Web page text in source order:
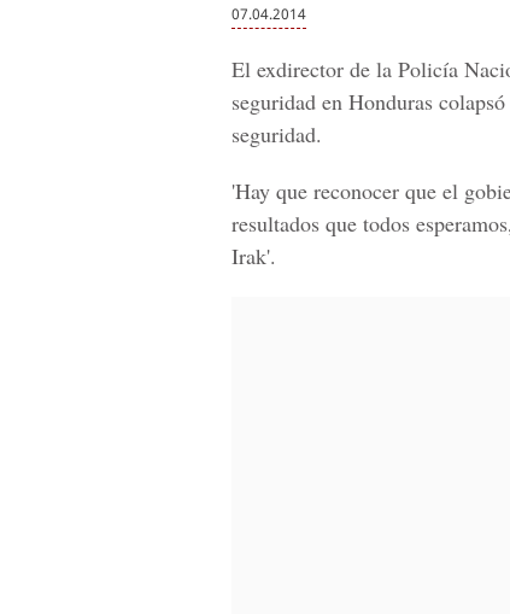
07.04.2014
El exdirector de la Policía
seguridad en Honduras
seguridad.
'Hay que reconocer que el
resultados que todos
Irak'.